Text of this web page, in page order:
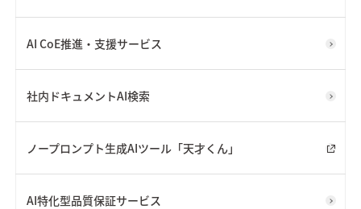
AI CoE推進・支援サービス
社内ドキュメントAI検索
ノープロンプト生成AIツール「天才くん」
AI特化型品質保証サービス